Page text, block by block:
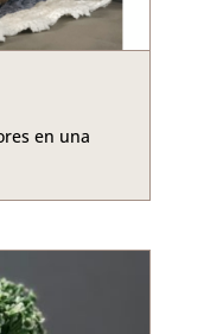
en una